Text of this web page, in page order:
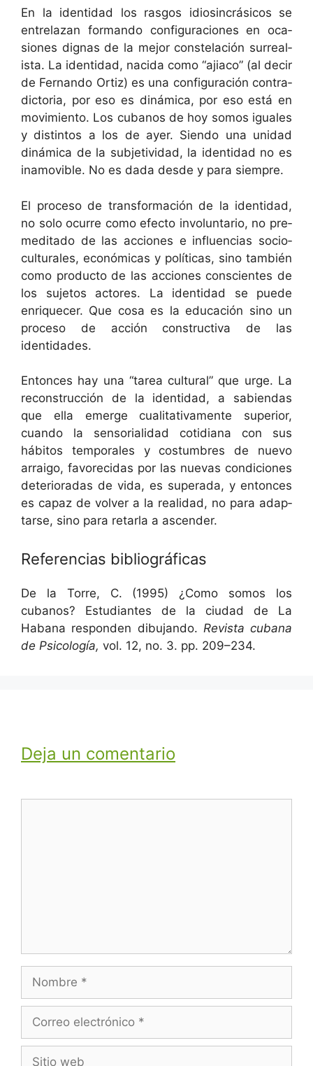
En la iden­ti­dad los ras­gos idios­in­crási­cos se
entre­lazan for­man­do con­fig­u­ra­ciones en oca­
siones dig­nas de la mejor con­stelación sur­re­al­
ista. La iden­ti­dad, naci­da como “aji­a­co” (al decir
de Fer­nan­do Ortiz) es una con­fig­u­ración con­tra­
dic­to­ria, por eso es dinámi­ca, por eso está en
movimien­to. Los cubanos de hoy somos iguales
y dis­tin­tos a los de ayer. Sien­do una unidad
dinámi­ca de la sub­je­tivi­dad, la iden­ti­dad no es
inamovi­ble. No es dada des­de y para siempre.
El pro­ce­so de trans­for­ma­ción de la iden­ti­dad,
no solo ocurre como efec­to invol­un­tario, no pre­
med­i­ta­do de las acciones e influ­en­cias socio­
cul­tur­ales, económi­cas y políti­cas, sino tam­bién
como pro­duc­to de las acciones con­scientes de
los suje­tos actores. La iden­ti­dad se puede
enrique­cer. Que cosa es la edu­cación sino un
pro­ce­so de acción con­struc­ti­va de las
identidades.
Entonces hay una “tarea cul­tur­al” que urge. La
recon­struc­ción de la iden­ti­dad, a sabi­en­das
que ella emerge cual­i­ta­ti­va­mente supe­ri­or,
cuan­do la sen­so­ri­al­i­dad cotid­i­ana con sus
hábitos tem­po­rales y cos­tum­bres de nue­vo
arrai­go, favore­ci­das por las nuevas condi­ciones
dete­ri­o­radas de vida, es super­a­da, y entonces
es capaz de volver a la real­i­dad, no para adap­
tarse, sino para retar­la a ascender.
Referencias bibliográficas
De la Torre, C. (1995) ¿Como somos los
cubanos? Estu­di­antes de la ciu­dad de La
Habana respon­den dibu­jan­do. Revista cubana
de Psi­cología, vol. 12, no. 3. pp. 209–234.
Deja un comentario
electrónico